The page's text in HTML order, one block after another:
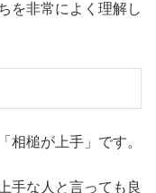
を非常によく理解し
相槌が上手」です。
手な人と言っても良